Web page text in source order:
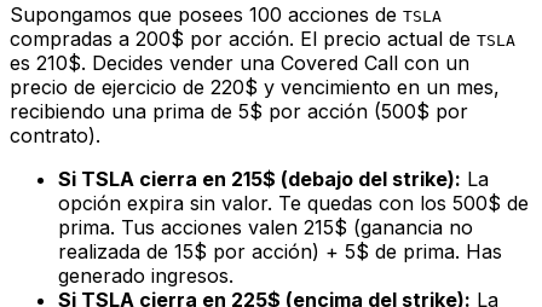
Supongamos que posees 100 acciones de TSLA
compradas a 200$ por acción. El precio actual de TSLA
es 210$. Decides vender una Covered Call con un
precio de ejercicio de 220$ y vencimiento en un mes,
recibiendo una prima de 5$ por acción (500$ por
contrato).
Si TSLA cierra en 215$ (debajo del strike): La
opción expira sin valor. Te quedas con los 500$ de
prima. Tus acciones valen 215$ (ganancia no
realizada de 15$ por acción) + 5$ de prima. Has
generado ingresos.
Si TSLA cierra en 225$ (encima del strike): La